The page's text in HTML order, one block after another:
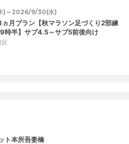
)～2026/9/30(水)
月プラン【秋マラソン足づくり2部練
9時半】サブ4.5～サブ5前後向け
ト本所吾妻橋